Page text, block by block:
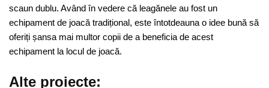
scaun dublu. Având în vedere că leagănele au fost un
echipament de joacă tradițional, este întotdeauna o idee bună să
oferiți șansa mai multor copii de a beneficia de acest
echipament la locul de joacă.
Alte proiecte: